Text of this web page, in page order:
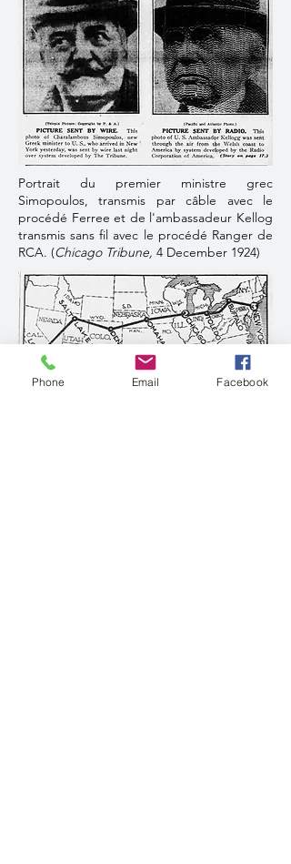
Portrait du premier ministre grec
Simopoulos, transmis par câble avec le
procédé Ferree et de l'ambassadeur Kellog
transmis sans fil avec le procédé Ranger de
RCA. (Chicago Tribune, 4 December 1924)
Phone Email Facebook